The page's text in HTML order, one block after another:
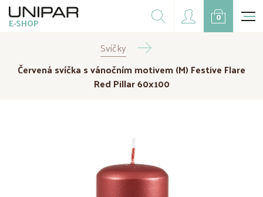
E-SHOP
Dárkové balíčky
Doplňky
Doprodej
CZK EUR
0
Svíčky
Červená svíčka s vánočním motivem (M) Festive Flare
Red Pillar 60x100